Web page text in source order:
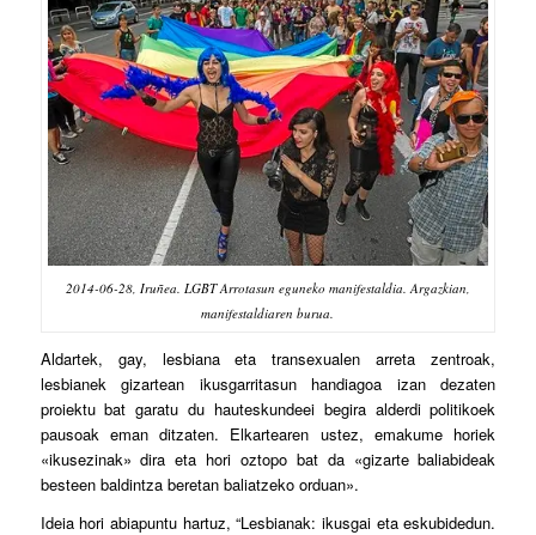
2014-06-28, Iruñea. LGBT Arrotasun eguneko manifestaldia. Argazkian,
manifestaldiaren burua.
Aldartek, gay, lesbiana eta transexualen arreta zentroak,
lesbianek gizartean ikusgarritasun handiagoa izan dezaten
proiektu bat garatu du hauteskundeei begira alderdi politikoek
pausoak eman ditzaten. Elkartearen ustez, emakume horiek
«ikusezinak» dira eta hori oztopo bat da «gizarte baliabideak
besteen baldintza beretan baliatzeko orduan».
Ideia hori abiapuntu hartuz, “Lesbianak: ikusgai eta eskubidedun.